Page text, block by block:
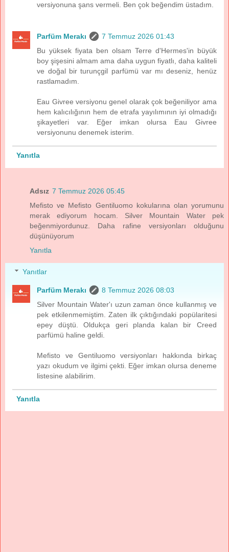
versiyonuna şans vermeli. Ben çok beğendim üstadım.
Parfüm Merakı
7 Temmuz 2026 01:43
Bu yüksek fiyata ben olsam Terre d'Hermes'in büyük
boy şişesini almam ama daha uygun fiyatlı, daha kaliteli
ve doğal bir turunçgil parfümü var mı deseniz, henüz
rastlamadım.
Eau Givree versiyonu genel olarak çok beğeniliyor ama
hem kalıcılığının hem de etrafa yayılımının iyi olmadığı
şikayetleri var. Eğer imkan olursa Eau Givree
versiyonunu denemek isterim.
Yanıtla
Adsız 7 Temmuz 2026 05:45
Mefisto ve Mefisto Gentiluomo kokularına olan yorumunu
merak ediyorum hocam. Silver Mountain Water pek
beğenmiyordunuz. Daha rafine versiyonları olduğunu
düşünüyorum
Yanıtla
Yanıtlar
Parfüm Merakı
8 Temmuz 2026 08:03
Silver Mountain Water'ı uzun zaman önce kullanmış ve
pek etkilenmemiştim. Zaten ilk çıktığındaki popülaritesi
epey düştü. Oldukça geri planda kalan bir Creed
parfümü haline geldi.
Mefisto ve Gentiluomo versiyonları hakkında birkaç
yazı okudum ve ilgimi çekti. Eğer imkan olursa deneme
listesine alabilirim.
Yanıtla